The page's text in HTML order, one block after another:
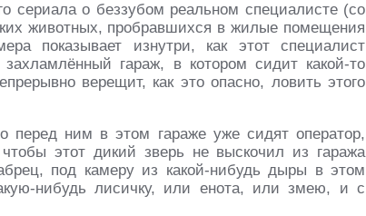
сериала о беззубом реальном специалисте (со
животных, пробравшихся в жилые помещения
показывает изнутри, как этот специалист
гараж, в котором сидит какой-то
верещит, как это опасно, ловить этого
перед ним в этом гараже уже сидят оператор,
этот дикий зверь не выскочил из гаража
под камеру из какой-нибудь дыры в этом
нибудь лисичку, или енота, или змею, и с